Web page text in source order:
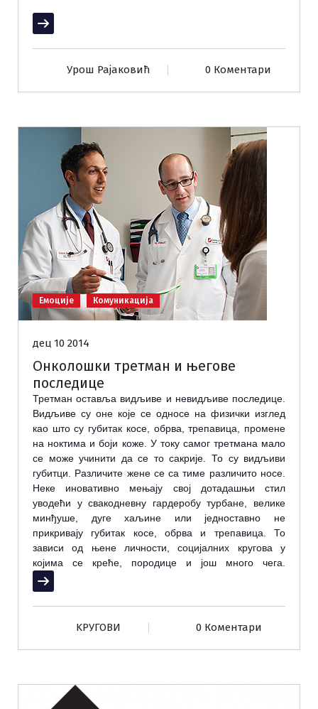
Прочитај више
Урош Рајаковић 0 Коментари
Емоције Комуникација
дец 10 2014
Онколошки третман и његове
последице
Третман оставља видљиве и невидљиве последице.
Видљиве су оне које се односе на физички изглед
као штосу губитак косе, обрва,трепавица, промене
на ноктима и боји коже. У току самог третмана мало
се можеучинити дасе тосакрије. То су видљиви
губитци. Различите жене сесатиме различито носе.
Неке иновативно мењају свој дотадашњи
стил
уводећи у свакодневну гардеробу турбане, велике
минђуше, дугехаљине или једноставно не
прикривају губитак косе, обрва и трепавица. То
зависи од њенеличности,социјалних круговау
којима се креће, породице и још много чега.
Прочитај више
KРУГОВИ 0 Коментари